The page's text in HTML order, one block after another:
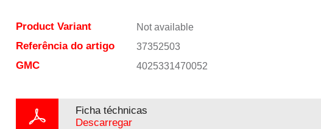
Product Variant Not available
Referência do artigo 37352503
GMC 4025331470052
Ficha téchnicas
Descarregar